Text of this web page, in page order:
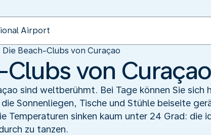
Die Beach-Clubs von Curaçao
Clubs von Curaçao
sind weltberühmt. Bei Tage können Sie sich
Sonnenliegen, Tische und Stühle beiseite
Temperaturen sinken kaum unter 24 Grad: die
zu tanzen.